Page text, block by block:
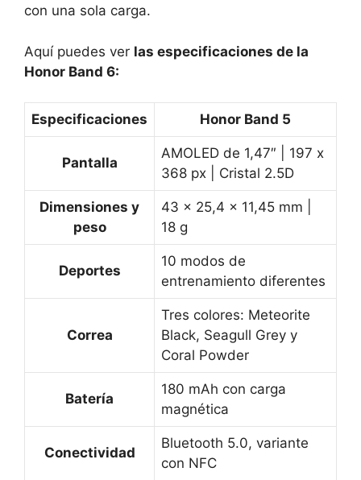
con una sola carga.
Aquí puedes ver las especificaciones de la
Honor Band 6:
Especificaciones Honor Band 5
Pantalla
AMOLED de 1,47″ | 197 x
368 px | Cristal 2.5D
Dimensiones y
peso
43 x 25,4 x 11,45 mm |
18 g
Deportes
10 modos de
entrenamiento diferentes
Correa
Tres colores: Meteorite
Black, Seagull Grey y
Coral Powder
Batería
180 mAh con carga
magnética
Conectividad
Bluetooth 5.0, variante
con NFC